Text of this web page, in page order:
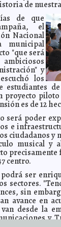
Zapata copia
compromete a
de un
vídeo de Shakira
Argentina-Gran
mejor
del Vaticano es
Obama que
a Obispo en
y el buey de la
Zavala no pudo
#YoSoy132,
torturas que
pretender ser
de
de que
el
Nacional
municipal
"que será
y
los
estudiantes
proyecto
es de 12
será poder
e
ciudadanos y
musical y
centro.
ser
sectores.
sin
avance en
desde la
y